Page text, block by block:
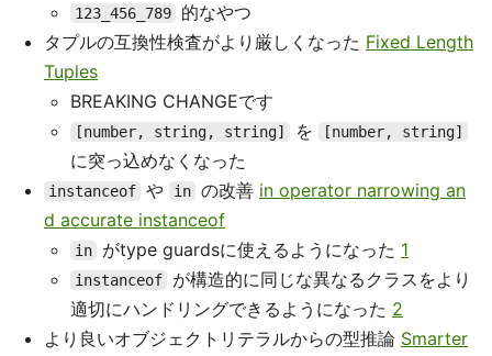
123_456_789
的なやつ
タプルの互換性検査がより厳しくなった Fixed Length
Tuples
BREAKING CHANGEです
[number, string, string] を [number, string]
に突っ込めなくなった
instanceof や in の改善 in operator narrowing an
d accurate instanceof
in がtype guardsに使えるようになった 1
instanceof
が構造的に同じな異なるクラスをより
適切にハンドリングできるようになった 2
より良いオブジェクトリテラルからの型推論 Smarter